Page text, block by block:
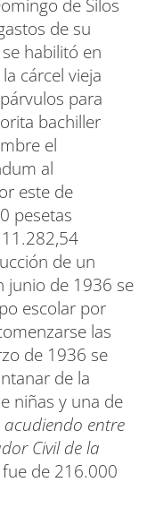
de Silos
de su
habilitó en
cárcel vieja
para
bachiller
el
al
este de
pesetas
de un
junio de 1936 se
escolar por
las
de 1936 se
de la
niñas y una de
entre
Civil de la
de 216.000